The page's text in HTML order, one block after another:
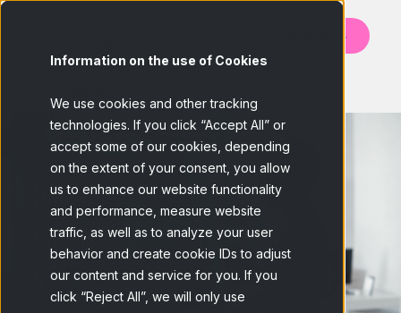
Information on the use of Cookies
We use cookies and other tracking
technologies. If you click “Accept All” or
accept some of our cookies, depending
on the extent of your consent, you allow
us to enhance our website functionality
and performance, measure website
traffic, as well as to analyze your user
behavior and create cookie IDs to adjust
our content and service for you. If you
click “Reject All”, we will only use
Contáctanos